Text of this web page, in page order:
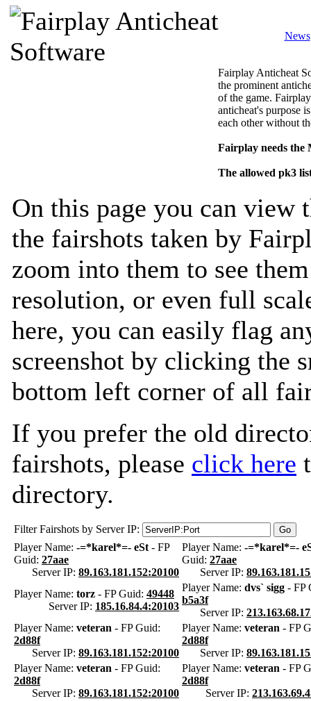
News
Fairplay Anticheat
the prominent
of the game.
anticheat's purpose
each other without
Fairplay needs
The allowed pk3
On this page you can view
the fairshots taken by
zoom into them to see
resolution, or even full
here, you can easily flag
screenshot by clicking the
bottom left corner of all
If you prefer the old
fairshots, please click here
directory.
Filter Fairshots by Server IP:
Player Name: -=*karel*=- eSt - FP
Guid: 27aae
Server IP: 89.163.181.152:20100
Player Name: -=*karel*=-
Guid: 27aae
Server IP:
Player Name: torz - FP Guid: 49448
Server IP: 185.16.84.4:20103
Player Name: dvs` sigg - FP
b5a3f
Server IP:
Player Name: veteran - FP Guid:
2d88f
Server IP: 89.163.181.152:20100
Player Name: veteran - FP
2d88f
Server IP:
Player Name: veteran - FP Guid:
2d88f
Server IP: 89.163.181.152:20100
Player Name: veteran - FP
2d88f
Server IP: